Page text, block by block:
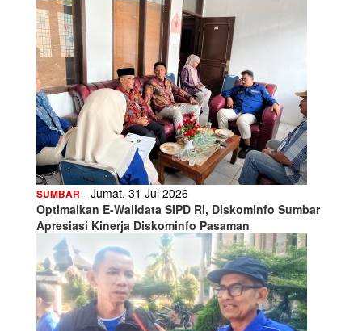
SUMBAR - Jumat, 31 Jul 2026
Optimalkan E-Walidata SIPD RI, Diskominfo Sumbar
Apresiasi Kinerja Diskominfo Pasaman